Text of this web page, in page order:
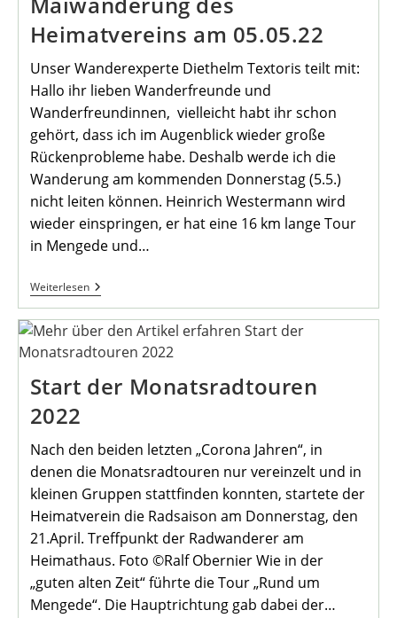
Heimatvereins am 05.05.22
Unser Wanderexperte Diethelm Textoris teilt mit:
Hallo ihr lieben Wanderfreunde und
Wanderfreundinnen, vielleicht habt ihr schon
gehört, dass ich im Augenblick wieder große
Rückenprobleme habe. Deshalb werde ich die
Wanderung am kommenden Donnerstag (5.5.)
nicht leiten können. Heinrich Westermann wird
wieder einspringen, er hat eine 16 km lange Tour
in Mengede und…
WeiterlesenMaiwanderung
Des
Heimatvereins
Am
05.05.22
Start der Monatsradtouren
2022
Nach den beiden letzten „Corona Jahren“, in
denen die Monatsradtouren nur vereinzelt und in
kleinen Gruppen stattfinden konnten, startete der
Heimatverein die Radsaison am Donnerstag, den
21.April. Treffpunkt der Radwanderer am
Heimathaus. Foto ©Ralf Obernier Wie in der
„guten alten Zeit“ führte die Tour „Rund um
Mengede“. Die Hauptrichtung gab dabei der…